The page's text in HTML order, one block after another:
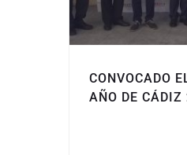
CONVOCADO
AÑO DE CÁDIZ